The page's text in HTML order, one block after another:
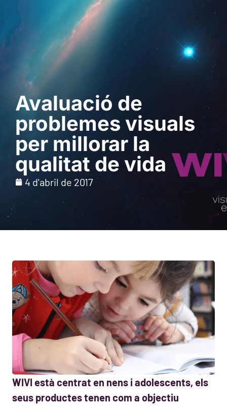
Sol · licita una
demostració
Avaluació de
problemes visuals
per millorar la
qualitat de vida
4 d'abril de 2017
WIVI està centrat en nens i adolescents, els
seus productes tenen com a objectiu